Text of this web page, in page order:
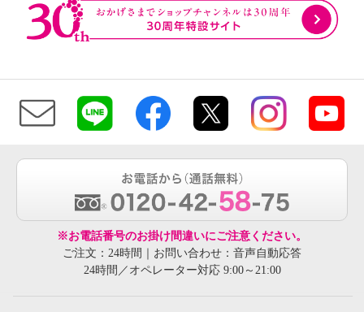
※お電話番号のお掛け間違いにご注意ください。
ご注文：24時間｜お問い合わせ：音声自動応答
24時間／オペレーター対応 9:00～21:00